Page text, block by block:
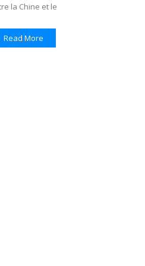
la Chine et le
Read More